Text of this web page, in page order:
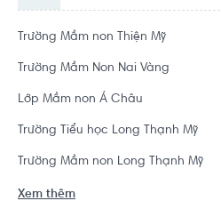
Trường Mầm non Thiện Mỹ
Trường Mầm Non Nai Vàng
Lớp Mầm non Á Châu
Trường Tiểu học Long Thạnh Mỹ
Trường Mầm non Long Thạnh Mỹ
Xem thêm